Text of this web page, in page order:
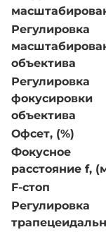
Регулировка
объектива
Регулировка
фокусировки
объектива
Офсет, (%)
Фокусное
расстояние f,
F-стоп
Регулировка